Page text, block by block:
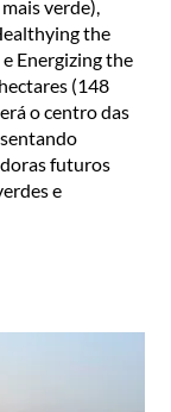
verde),
the
Energizing the
(148
o centro das
futuros
e